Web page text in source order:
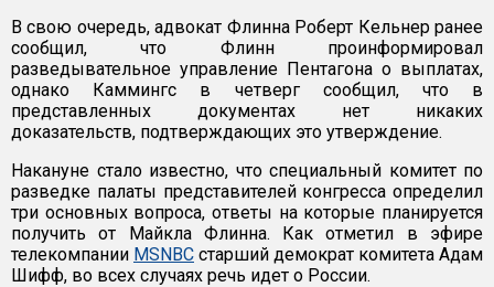
В свою очередь, адвокат Флинна Роберт Кельнер ранее
сообщил, что Флинн проинформировал
разведывательное управление Пентагона о выплатах,
однако Каммингс в четверг сообщил, что в
представленных документах нет никаких
доказательств, подтверждающих это утверждение.
Накануне стало известно, что специальный комитет по
разведке палаты представителей конгресса определил
три основных вопроса, ответы на которые планируется
получить от Майкла Флинна. Как отметил в эфире
телекомпании MSNBC старший демократ комитета Адам
Шифф, во всех случаях речь идет о России.